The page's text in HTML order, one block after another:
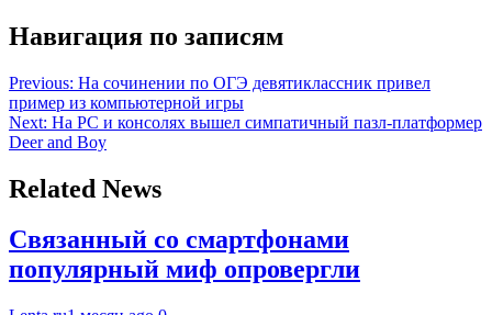
Навигация по записям
Previous: На сочинении по ОГЭ девятиклассник привел
пример из компьютерной игры
Next: На PC и консолях вышел симпатичный пазл-платформер
Deer and Boy
Related News
Связанный со смартфонами
популярный миф опровергли